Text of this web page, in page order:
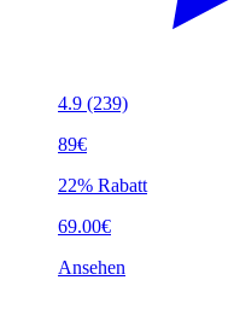
4.9 (239)
89€
22% Rabatt
69.00€
Ansehen